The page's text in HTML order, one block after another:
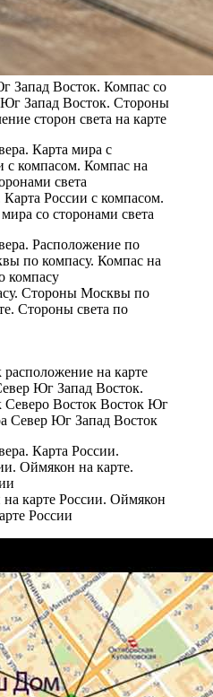
Запад Восток. Компас со
Юг Запад Восток. Стороны
сторон света на карте
России с компасом.
со сторонами света
Стороны Москвы по
Стороны света по
на карте
Юг Запад Восток.
Северо Восток Восток Юг
Север Юг Запад Восток
карте России. Оймякон
России